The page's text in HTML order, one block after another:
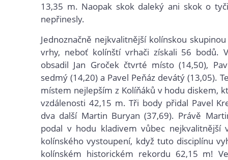
13,35 m. Naopak skok daleký ani skok o
nepřinesly.
Jednoznačně nejkvalitnější kolínskou
vrhy, neboť kolínští vrhači získali 56 bodů.
obsadil Jan Groček čtvrté místo (14,50),
sedmý (14,20) a Pavel Peňáz devátý (13,05).
místem nejlepším z Kolíňáků v hodu diskem,
vzdálenosti 42,15 m. Tři body přidal Pavel
dva další Martin Buryan (37,69). Právě
podal v hodu kladivem vůbec nejkvalitnější
kolínského vystoupení, když tuto disciplínu
kolínském historickém rekordu 62,15 m!